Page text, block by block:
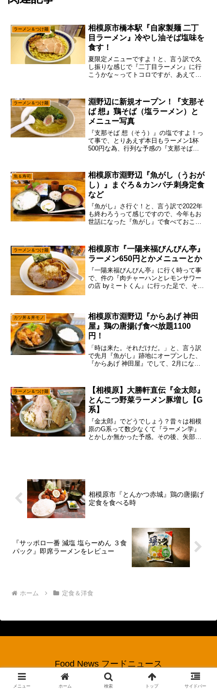
ラーメン＆つけ麺
相模原市橋本駅『自家製麺 二丁
目ラーメン』冷やし油そば塩味を
食す！
夏限定メニューですよ！と、言う訳で久
し振りな感じで『二丁目ラーメン』に行
こうかな～ってトコロですが、あえて言
で、そうなるよね～って小並感ですけれ
ども。みたいな変更点もあ...
ラーメン＆つけ麺
淵野辺に新規オープン！『支那そ
ば 想』鶏そば（塩ラーメン）と
メニュー写真
『支那そば 想（そう）』の塩ですよ！っ
て事で、とりあえず本日もラーメン1杯
500円な為、行列な予感の『支那そば
めかな～って。と、言う訳で二本目の記
事も、速攻で出すパタ...
魚＆寿司
相模原市淵野辺『魚がし（うおが
し）』まぐろ＆カンパチ刺身定食
など
『魚がし』さ行ぐ！と、言う訳で2022年
も終わろうって感じですので、今年もお
世話になった『魚がし』で食べておこう
は相模原市にしては珍しく魚系も充実し
てる説で御座います。...
ラーメン＆つけ麺
相模原市『一陽来福びんびん亭』
ラーメン650円とかメニューとか
『一陽来福びんびん亭』に行く時って事
で、件の『肉チャーハンとレモンサワー
の店 byミートくん』に行った足で、その
ラーメンの『びんびん...
カツ丼＆丼モノ
相模原市淵野辺『からあげ 神田
屋』鶏の唐揚げ食べ放題1100
円！
「時は来た。それだけだ。」と、言う訳
で先月『魚がし』跡地にオープンした、
『からあげ 神田屋』でして、2月になっ
て、メニューもトッピングも食べ放題も
出揃って無かったので...
ラーメン＆つけ麺
【相模原】大勝軒直伝『金太郎』
とんこつ野菜ラーメン豚増し【G
系】
『金太郎』でどうでしょう？昔々は相模
原のG系って数少なくて『ラーメン学』
とかしか無かった予感。その後、矢部に
相模原市『とんかつ赤城』鶏の唐揚げ
定食を食べる時
『サッポロ一番 減塩 塩らーめん ３食
パック』即席ラーメンをレビュー
ホーム 定食＆洋食
Food News フードニュース
© 2017 Food News フードニュース.
メニュー ホーム 検索 トップ サイドバー